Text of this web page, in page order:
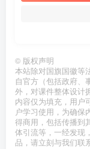
© 版权声明
本站除对国旗国徽等
自官方（包括政府、
外，对课件整体设计
内容仅为填充，用户
户学习使用，为确保
得商用，包括传播到
体引流等，一经发现
品，请立刻与我们联